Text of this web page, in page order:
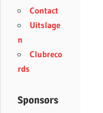
Contact
Uitslage
n
Clubreco
rds
Sponsors